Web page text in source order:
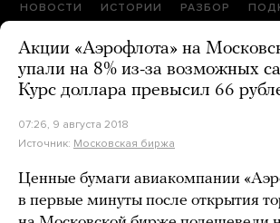
НОВОСТИ ИСТОРИИ РАЗБОР
Акции «Аэрофлота» на
упали на 8% из-за возможных
Курс доллара превысил 66
07:26, 9 августа 2018
Источник: Московская биржа
Ценные бумаги авиакомпании
в первые минуты после открытия